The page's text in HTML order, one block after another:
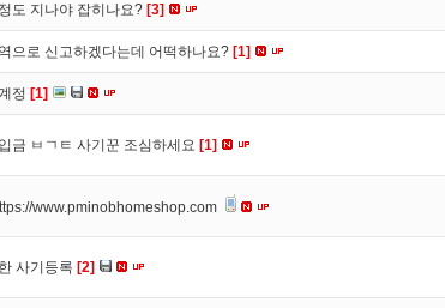
도 지나야 잡히나요? [3]
으로 신고하겠다는데 어떡하나요? [1]
정 [1]
금 ㅂㄱㅌ 사기꾼 조심하세요 [1]
www.pminobhomeshop.com
사기등록 [2]